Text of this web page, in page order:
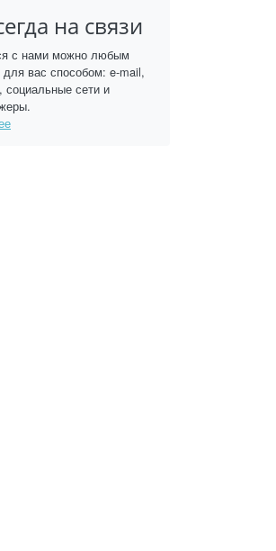
на связи
с нами можно любым
вас способом: e-mail,
социальные сети и